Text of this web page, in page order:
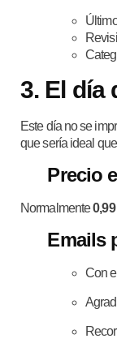
3. El día
Este día no se
que sería ideal
Precio
Normalmente
Emails
Con